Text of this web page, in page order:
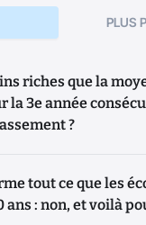
PLUS
riches que la
la 3e année
?
tout ce que les
ans : non, et voilà